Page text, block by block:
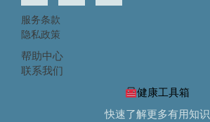
服务条款
隐私政策
帮助中心
联系我们
健康工具箱
快速了解更多有用知识